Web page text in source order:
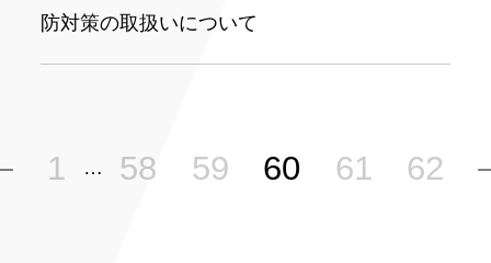
防対策の取扱いについて
1 … 58 59 60 61 62